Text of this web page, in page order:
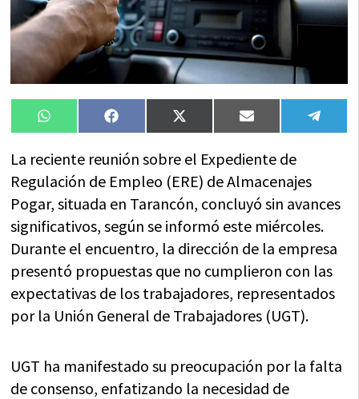
Compartir
en
WhatsAppCompartir
en
FacebookCompartir
en
X
(Twitter)
Compartir
en
Email
en
La reciente reunión sobre el Expediente de
Regulación de Empleo (ERE) de Almacenajes
Pogar, situada en Tarancón, concluyó sin avances
significativos, según se informó este miércoles.
Durante el encuentro, la dirección de la empresa
presentó propuestas que no cumplieron con las
expectativas de los trabajadores, representados
por la Unión General de Trabajadores (UGT).
UGT ha manifestado su preocupación por la falta
de consenso, enfatizando la necesidad de